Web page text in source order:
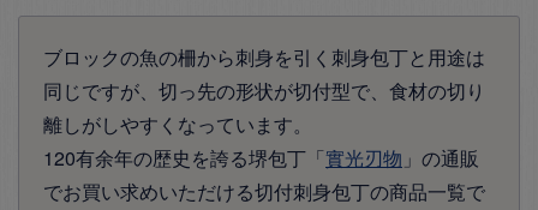
ブロックの魚の柵から刺身を引く刺身包丁と用途は
同じですが、切っ先の形状が切付型で、食材の切り
離しがしやすくなっています。
120有余年の歴史を誇る堺包丁「實光刃物 」の通販
でお買い求めいただける切付刺身包丁の商品一覧で